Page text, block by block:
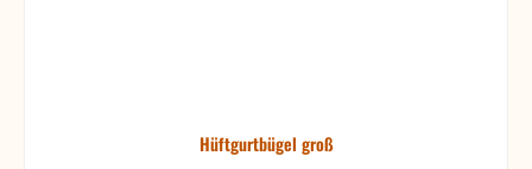
Hüftgurtbügel groß